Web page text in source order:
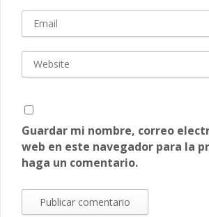
Guardar mi nombre, correo
web en este navegador para la
haga un comentario.